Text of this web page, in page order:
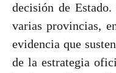
decisión de
varias provincias,
evidencia que
de la estrategia